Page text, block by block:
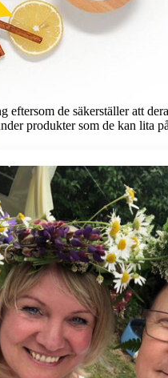
de säkerställer att
produkter som de kan lita